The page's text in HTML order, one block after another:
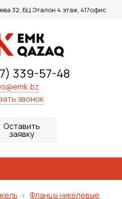
32, БЦ Эталон 4 этаж, 417офис
339-57-48
звонок
Оставить
заявку
Фланцы никелевые